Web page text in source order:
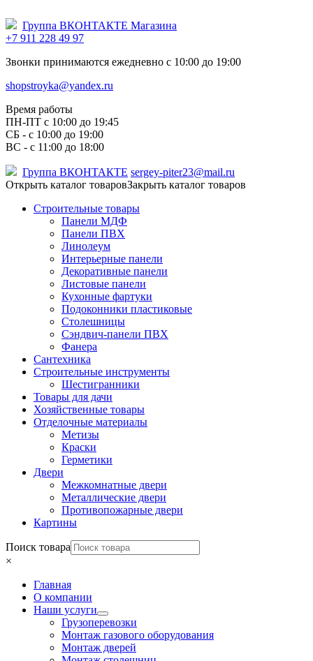
Группа ВКОНТАКТЕ Магазина
+7 911 228 49 97
Звонки принимаются ежедневно с 10:00 до 19:00
shopstroyka@yandex.ru
Время работы
ПН-ПТ c 10:00 до 19:45
СБ - с 10:00 до 19:00
ВС - с 11:00 до 18:00
Группа ВКОНТАКТЕ sergey-piter23@mail.ru
Открыть каталог товаровЗакрыть каталог товаров
Строительные товары
Панели МДФ
Панели ПВХ
Линолеум
Интерьерные панели
Декоративные панели
Листовые панели
Кухонные фартуки
Подоконники пластиковые
Столешницы
Сэндвич-панели ПВХ
Фанера
Сантехника
Строительные инструменты
Шестигранники
Товары для дачи
Хозяйственные товары
Отделочные материалы
Метизы
Краски
Герметики
Двери
Межкомнатные двери
Металлические двери
Противопожарные двери
Картины
Поиск товара
×
Главная
О компании
Наши услуги
Грузоперевозки
Монтаж газового оборудования
Монтаж дверей